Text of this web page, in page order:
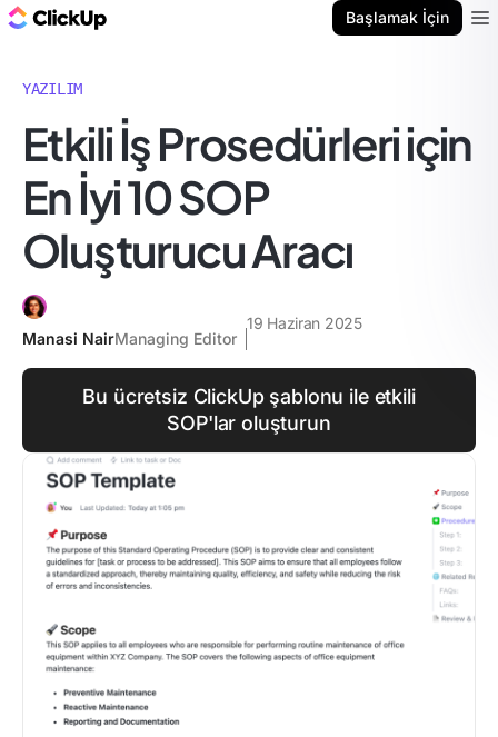
Başlamak İçin
YAZILIM
Etkili İş Prosedürleri için
En İyi 10 SOP
Oluşturucu Aracı
Manasi NairManaging Editor
19 Haziran 2025
Bu ücretsiz ClickUp şablonu ile etkili
SOP'lar oluşturun